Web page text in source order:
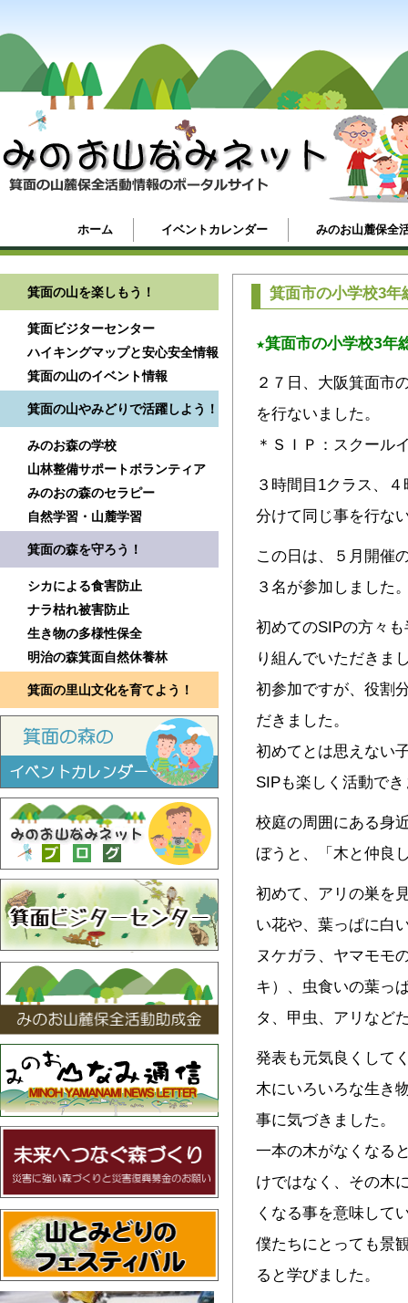
ホーム イベントカレンダー みのお山麓保全
箕面の山を楽しもう！
箕面ビジターセンター
ハイキングマップと安心安全情報
箕面の山のイベント情報
箕面の山やみどりで活躍しよう！
みのお森の学校
山林整備サポートボランティア
みのおの森のセラピー
自然学習・山麓学習
箕面の森を守ろう！
シカによる食害防止
ナラ枯れ被害防止
生き物の多様性保全
明治の森箕面自然休養林
箕面の里山文化を育てよう！
箕面市の小学校3年
★箕面市の小学校3年
２７日、大阪箕面市
を行ないました。
＊ＳＩＰ：スクール
３時間目1クラス、
分けて同じ事を行な
この日は、５月開催
３名が参加しました
初めてのSIPの方々
り組んでいただきま
初参加ですが、役割
だきました。
初めてとは思えない
SIPも楽しく活動で
校庭の周囲にある身
ぼうと、「木と仲良
初めて、アリの巣を
い花や、葉っぱに白
ヌケガラ、ヤマモモ
キ）、虫食いの葉っ
タ、甲虫、アリなど
発表も元気良くして
木にいろいろな生き
事に気づきました。
一本の木がなくなる
けではなく、その木
くなる事を意味して
僕たちにとっても景
ると学びました。